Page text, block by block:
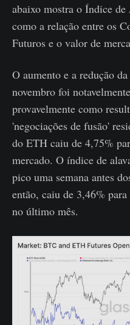
abaixo mostra o Índice
como a relação entre os
Futuros e o valor de
O aumento e a redução
novembro foi
provavelmente como
'negociações de fusão'
do ETH caiu de 4,75%
mercado. O índice de
pico uma semana antes
então, caiu de 3,46%
no último mês.